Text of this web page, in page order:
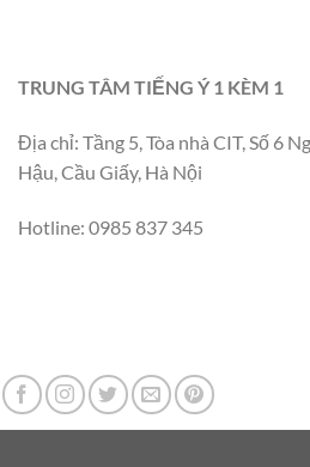
TRUNG TÂM TIẾNG Ý 1 KÈM 1
Địa chỉ: Tầng 5, Tòa nhà CIT, Số 6
Hậu, Cầu Giấy, Hà Nội
Hotline: 0985 837 345